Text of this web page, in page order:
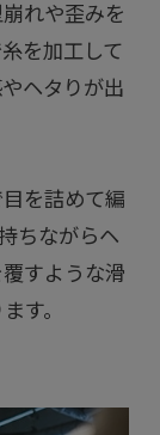
れや歪みを
を加工して
ヘタりが出
を詰めて編
ちながらヘ
すような滑
す。